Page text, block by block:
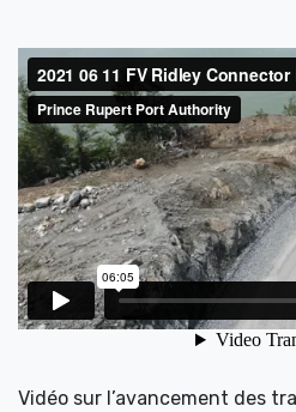
Vidéo sur l’avancement des